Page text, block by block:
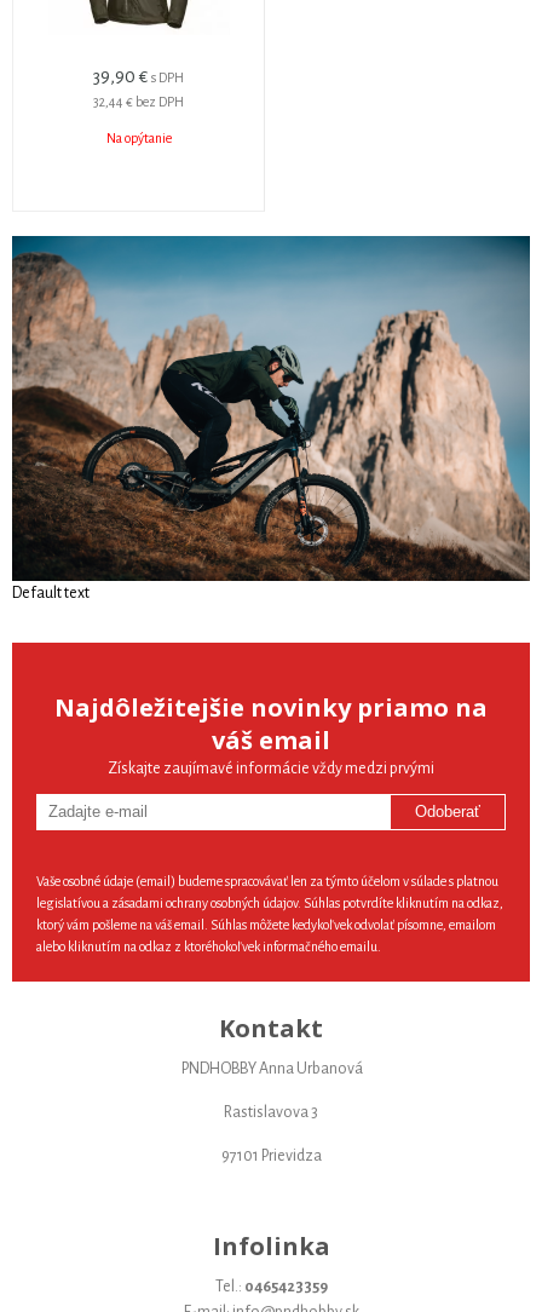
39,90 € s DPH
32,44 € bez DPH
Na opýtanie
Default text
Najdôležitejšie novinky priamo na
váš email
Získajte zaujímavé informácie vždy medzi prvými
Odoberať
Vaše osobné údaje (email) budeme spracovávať len za týmto účelom v súlade s platnou
legislatívou a zásadami ochrany osobných údajov. Súhlas potvrdíte kliknutím na odkaz,
ktorý vám pošleme na váš email. Súhlas môžete kedykoľvek odvolať písomne, emailom
alebo kliknutím na odkaz z ktoréhokoľvek informačného emailu.
Kontakt
PNDHOBBY Anna Urbanová
Rastislavova 3
97101 Prievidza
Infolinka
Tel.: 0465423359